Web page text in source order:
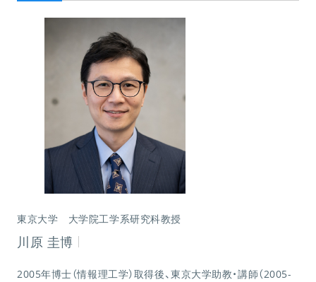
東京大学 大学院工学系研究科教授
川原 圭博
2005年博士（情報理工学）取得後、東京大学助教・講師（2005-